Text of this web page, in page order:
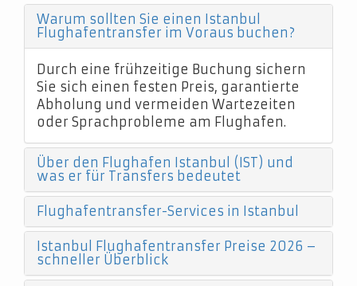
Warum sollten Sie einen Istanbul
Flughafentransfer im Voraus buchen?
Durch eine frühzeitige Buchung sichern
Sie sich einen festen Preis, garantierte
Abholung und vermeiden Wartezeiten
oder Sprachprobleme am Flughafen.
Über den Flughafen Istanbul (IST) und
was er für Transfers bedeutet
Flughafentransfer-Services in Istanbul
Istanbul Flughafentransfer Preise 2026 –
schneller Überblick